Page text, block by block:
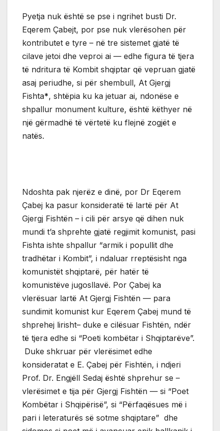
Pyetja nuk është se pse i ngrihet busti Dr.
Eqerem Çabejt, por pse nuk vlerësohen për
kontributet e tyre – në tre sistemet gjatë të
cilave jetoi dhe veproi ai — edhe figura të tjera
të ndritura të Kombit shqiptar që vepruan gjatë
asaj periudhe, si për shembull, At Gjergj
Fishta*, shtëpia ku ka jetuar ai, ndonëse e
shpallur monument kulture, është këthyer në
një gërmadhë të vërtetë ku flejnë zogjët e
natës.
Ndoshta pak njerëz e dinë, por Dr Eqerem
Çabej ka pasur konsideratë të lartë për At
Gjergj Fishtën – i cili për arsye që dihen nuk
mundi t’a shprehte gjatë regjimit komunist, pasi
Fishta ishte shpallur “armik i popullit dhe
tradhëtar i Kombit”, i ndaluar rreptësisht nga
komunistët shqiptarë, për hatër të
komunistëve jugosllavë. Por Çabej ka
vlerësuar lartë At Gjergj Fishtën — para
sundimit komunist kur Eqerem Çabej mund të
shprehej lirisht– duke e cilësuar Fishtën, ndër
të tjera edhe si “Poeti kombëtar i Shqiptarëve”.
Duke shkruar për vlerësimet edhe
konsideratat e E. Çabej për Fishtën, i ndjeri
Prof. Dr. Engjëll Sedaj është shprehur se –
vlerësimet e tija për Gjergj Fishtën — si “Poet
Kombëtar i Shqipërisë”, si “Përfaqësues më i
pari i leteraturës së sotme shqiptare” dhe